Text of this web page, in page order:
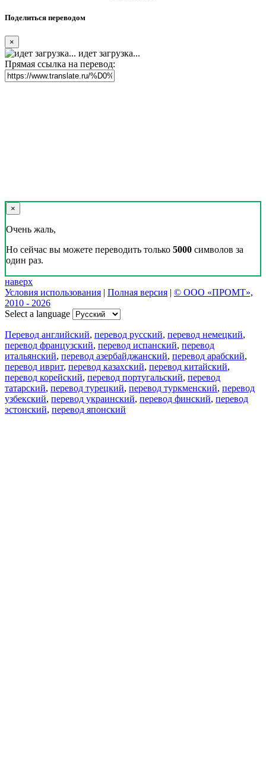
Поделиться переводом
×
идет загрузка...
Прямая ссылка на перевод:
×
Очень жаль,
Но сейчас вы можете переводить только 5000 символов за
один раз.
наверх
Условия использования | Полная версия | © ООО «ПРОМТ»,
2010 - 2026
Select a language
Перевод английский, перевод русский, перевод немецкий,
перевод французский, перевод испанский, перевод
итальянский, перевод азербайджанский, перевод арабский,
перевод иврит, перевод казахский, перевод китайский,
перевод корейский, перевод португальский, перевод
татарский, перевод турецкий, перевод туркменский, перевод
узбекский, перевод украинский, перевод финский, перевод
эстонский, перевод японский